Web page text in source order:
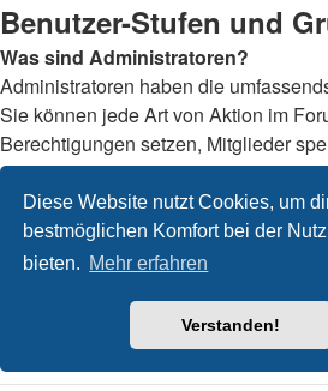
Diese Website nutzt Cookies, um
bestmöglichen Komfort bei der
bieten. Mehr erfahren
Verstanden!
Benutzer-Stufen und
Was sind Administratoren?
Administratoren haben die
Sie können jede Art von Aktion im
Berechtigungen setzen, Mitglieder
erstellen, Moderationsrechte
Administrator hat, sind allerdings
Rechte ihnen ein Gründer des
Administrator erteilt hat.
entsprechende Recht erteilt wurde.